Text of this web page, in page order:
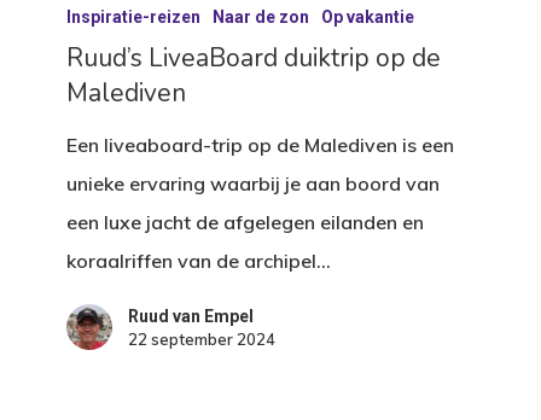
duiktrip
Inspiratie-reizen Naar de zon Op vakantie
Ruud’s LiveaBoard duiktrip op de
Malediven
Een liveaboard-trip op de Malediven is een
unieke ervaring waarbij je aan boord van
een luxe jacht de afgelegen eilanden en
koraalriffen van de archipel…
Ruud van Empel
22 september 2024